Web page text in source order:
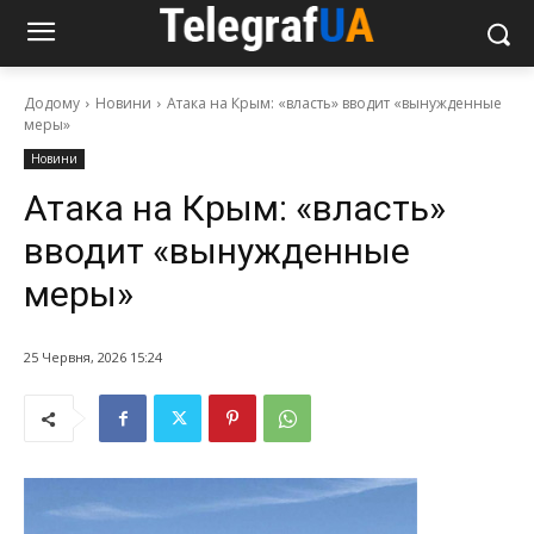
Додому Новини
Атака на Крым: «власть» вводит «вынужденные
меры»
Новини
Атака на Крым: «власть»
вводит «вынужденные
меры»
25 Червня, 2026 15:24